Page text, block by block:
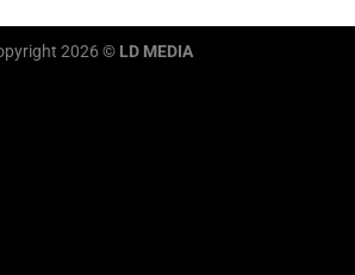
2026 © LD MEDIA